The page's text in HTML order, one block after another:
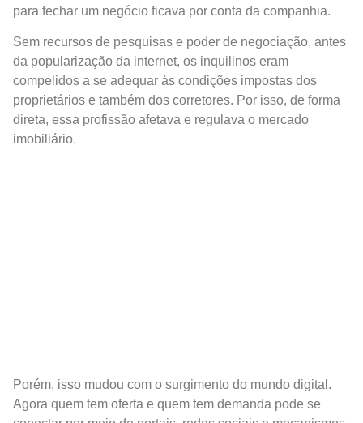
para fechar um negócio ficava por conta da companhia.
Sem recursos de pesquisas e poder de negociação, antes
da popularização da internet, os inquilinos eram
compelidos a se adequar às condições impostas dos
proprietários e também dos corretores. Por isso, de forma
direta, essa profissão afetava e regulava o mercado
imobiliário.
Porém, isso mudou com o surgimento do mundo digital.
Agora quem tem oferta e quem tem demanda pode se